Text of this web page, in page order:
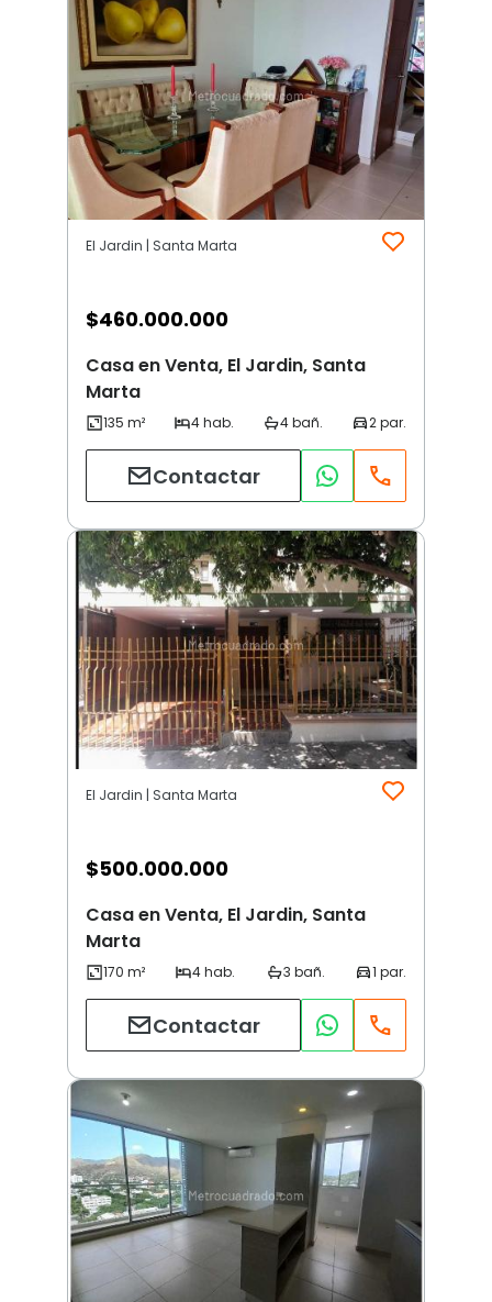
El Jardin | Santa Marta
$460.000.000
Casa en Venta, El Jardin, Santa
Marta
Contactar
El Jardin | Santa Marta
$500.000.000
Casa en Venta, El Jardin, Santa
Marta
Contactar